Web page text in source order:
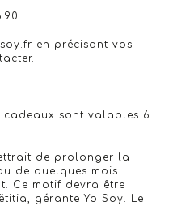
en précisant vos
cadeaux sont valables 6
de prolonger la
de quelques mois
Ce motif devra être
gérante Yo Soy. Le